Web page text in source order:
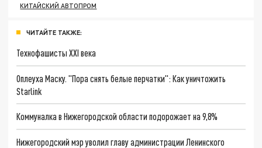
КИТАЙСКИЙ АВТОПРОМ
ЧИТАЙТЕ ТАКЖЕ:
Технофашисты XXI века
Оплеуха Маску. "Пора снять белые перчатки": Как уничтожить
Starlink
Коммуналка в Нижегородской области подорожает на 9,8%
Нижегородский мэр уволил главу администрации Ленинского